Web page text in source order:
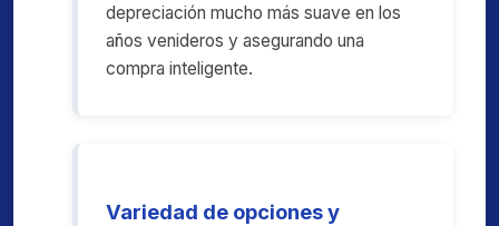
depreciación mucho más suave en los
años venideros y asegurando una
compra inteligente.
Variedad de opciones y